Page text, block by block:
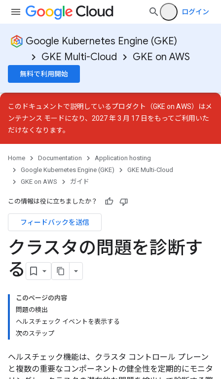
ログイン
Google Kubernetes Engine (GKE)
GKE Multi-Cloud
GKE on AWS
無料で利用開始
このドキュメントで説明しているプロダクト（GKE on AWS）はメ
ンテナンス モード になり、2027 年 3 月 17 日をもってご利用いた
だけなくなります。
Home Documentation
Application hosting
Google Kubernetes Engine (GKE)
GKE Multi-Cloud
GKE on AWS
ガイド
この情報は役に立ちましたか？
フィードバックを送信
クラスタの問題を診断す
る
このページの内容
問題の検出
ヘルスチェック イベントを表示する
次のステップ
ヘルスチェック機能は、クラスタ コントロール プレーン
と複数の重要なコンポーネントの健全性を定期的にモニタ